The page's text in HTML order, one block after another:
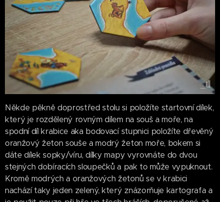
Někde pěkně doprostřed stolu si položíte startovní dílek,
který je rozdělený rovným dílem na souš a moře, na
spodní díl krabice aka bodovací stupnici položíte dřevěný
oranžový žeton souše a modrý žeton moře, bokem si
dáte dílek sopky/víru, dílky mapy vyrovnáte do dvou
stejných dobíracích sloupečků a pak to může vypuknout.
Kromě modrých a oranžových žetonů se v krabici
nachází taky jeden zelený, který znázorňuje kartografa a